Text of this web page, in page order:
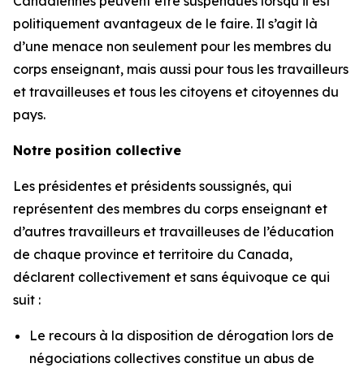
politiquement avantageux de le faire. Il s’agit là
d’une menace non seulement pour les membres du
corps enseignant, mais aussi pour tous les travailleurs
et travailleuses et tous les citoyens et citoyennes du
pays.
Notre position collective
Les présidentes et présidents soussignés, qui
représentent des membres du corps enseignant et
d’autres travailleurs et travailleuses de l’éducation
de chaque province et territoire du Canada,
déclarent collectivement et sans équivoque ce qui
suit :
Le recours à la disposition de dérogation lors de
négociations collectives constitue un abus de